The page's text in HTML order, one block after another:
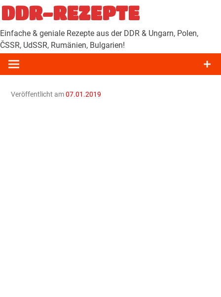
Zum
Inhalt
springen
DDR-REZEPTE
Einfache & geniale Rezepte aus der DDR & Ungarn, Polen,
ČSSR, UdSSR, Rumänien, Bulgarien!
Veröffentlicht am07.01.2019